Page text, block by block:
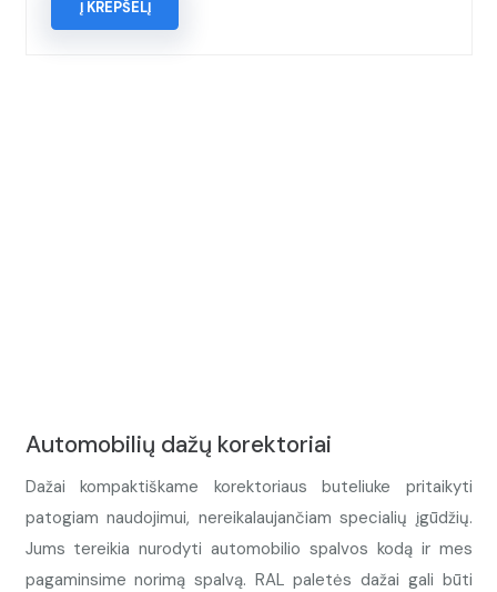
Į KREPŠELĮ
Automobilių dažų korektoriai
Dažai kompaktiškame korektoriaus buteliuke pritaikyti
patogiam naudojimui, nereikalaujančiam specialių įgūdžių.
Jums tereikia nurodyti automobilio spalvos kodą ir mes
pagaminsime norimą spalvą. RAL paletės dažai gali būti